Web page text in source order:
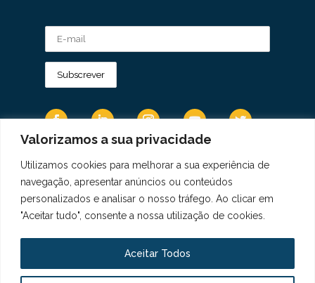
Valorizamos a sua privacidade
Utilizamos cookies para melhorar a sua experiência de
navegação, apresentar anúncios ou conteúdos
personalizados e analisar o nosso tráfego. Ao clicar em
"Aceitar tudo", consente a nossa utilização de cookies.
Aceitar Todos
Os Dados Pessoais são tratados de acordo
com a Diretiva 95/46/CE do Regulamento
Geral sobre a Proteção de Dados.
Copyright © 2021 Real Colégio de Portugal.
Todos os direitos revervados. Conheça a nossa
Política de Privacidadeaqui